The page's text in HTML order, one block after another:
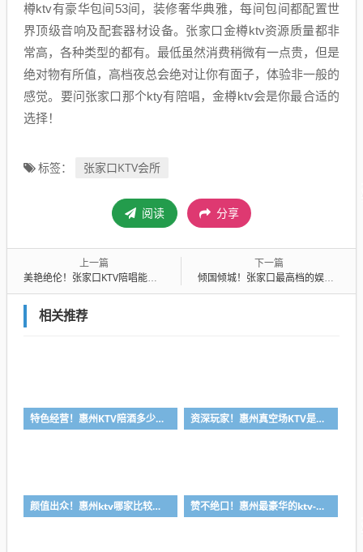
樽ktv有豪华包间53间，装修奢华典雅，每间包间都配置世
界顶级音响及配套器材设备。张家口金樽ktv资源质量都非
常高，各种类型的都有。最低虽然消费稍微有一点贵，但是
绝对物有所值，高档夜总会绝对让你有面子，体验非一般的
感觉。要问张家口那个kty有陪唱，金樽ktv会是你最合适的
选择！
标签： 张家口KTV会所
阅读 分享
上一篇
美艳绝伦！张家口KTV陪唱能带走吗-华邑酒店KTV消费价格点评
下一篇
倾国倾城！张家口最高档的娱乐会所-吸引力ktv消费价格点评
相关推荐
特色经营！惠州KTV陪酒多少钱-首选凯丽华酒店KTV会所消费行情推荐 资深玩家！惠州真空场KTV是干嘛的-首选大富豪酒店KTV会所消费行情推荐
颜值出众！惠州ktv哪家比较好-首选金叶酒店ktv会所消费行情推荐 赞不绝口！惠州最豪华的ktv-首选金玉满堂ktv会所消费行情推荐